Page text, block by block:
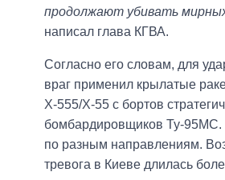
продолжают убивать
написал глава КГВА.
Согласно его словам, для
враг применил крылатые
Х-555/Х-55 с бортов
бомбардировщиков Ту-95МС.
по разным направлениям.
тревога в Киеве длилась